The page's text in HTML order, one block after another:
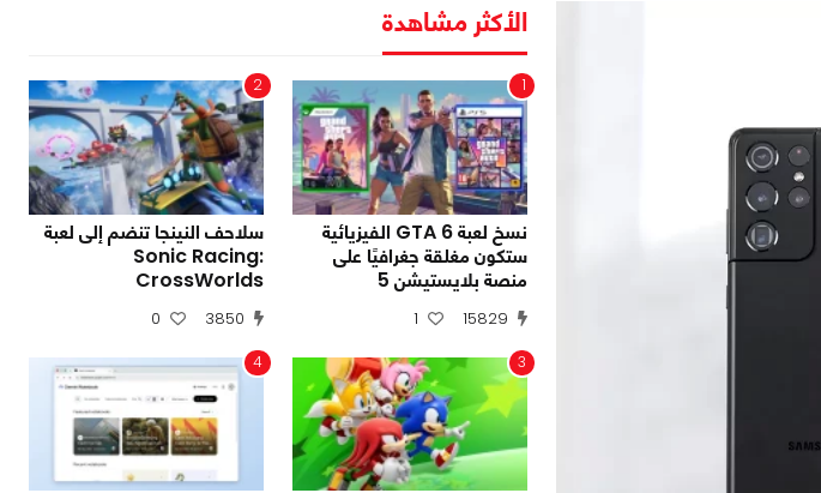
الأكثر مشاهدة
1
نسخ لعبة GTA 6 الفيزيائية
ستكون مغلقة جغرافيًا على
منصة بلايستيشن 5
15829
1
2
سلاحف النينجا تنضم إلى لعبة
Sonic Racing:
CrossWorlds
3850
0
3
4